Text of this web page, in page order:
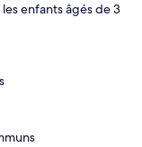
enfants âgés de 3